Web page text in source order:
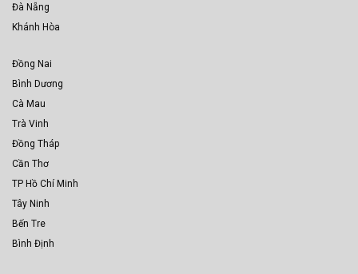
Đà Nẵng
Khánh Hòa
Đồng Nai
Bình Dương
Cà Mau
Trà Vinh
Đồng Tháp
Cần Thơ
TP Hồ Chí Minh
Tây Ninh
Bến Tre
Bình Định